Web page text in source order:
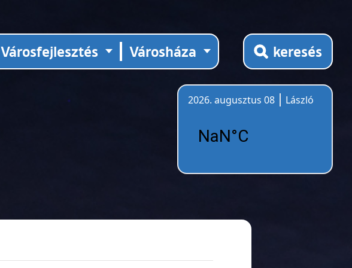
Városfejlesztés Városháza keresés
2026. augusztus 08
László